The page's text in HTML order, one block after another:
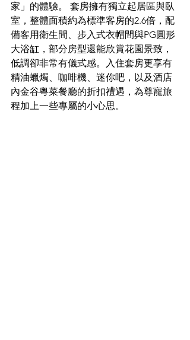
家」的體驗。 套房擁有獨立起居區與臥
室，整體面積約為標準客房的2.6倍，配
備客用衛生間、步入式衣帽間與PG圓形
大浴缸，部分房型還能欣賞花園景致，
低調卻非常有儀式感。入住套房更享有
精油蠟燭、咖啡機、迷你吧，以及酒店
內金谷粵菜餐廳的折扣禮遇，為尊寵旅
程加上一些專屬的小心思。